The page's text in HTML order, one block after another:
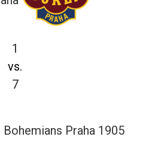
1
vs.
7
Bohemians Praha 1905